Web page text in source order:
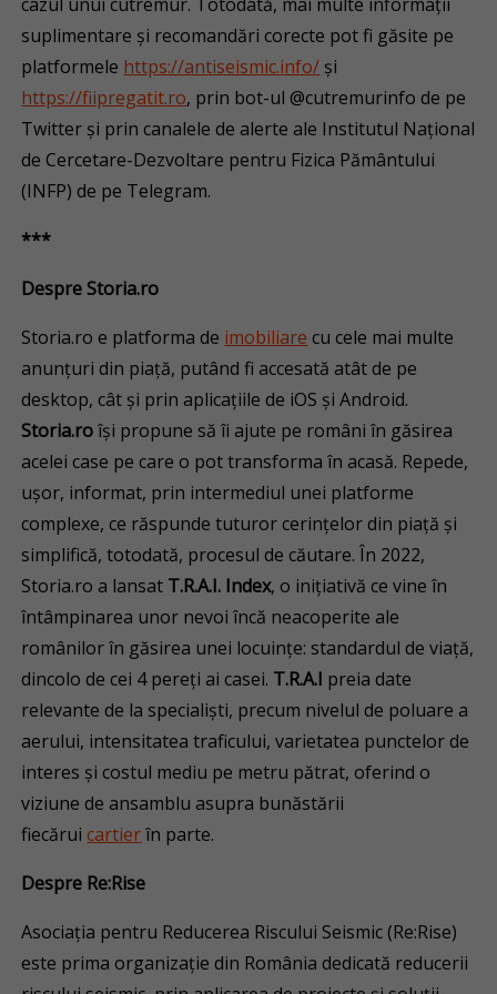
suplimentare și recomandări corecte pot fi găsite pe
platformele https://antiseismic.info/ și
https://fiipregatit.ro, prin bot-ul @cutremurinfo de pe
Twitter și prin canalele de alerte ale Institutul Naţional
de Cercetare-Dezvoltare pentru Fizica Pământului
(INFP) de pe Telegram.
***
Despre Storia.ro
Storia.ro e platforma de imobiliare cu cele mai multe
anunțuri din piață, putând fi accesată atât de pe
desktop, cât și prin aplicațiile de iOS și Android.
Storia.roîși propune să îi ajute pe români în găsirea
acelei case pe care o pot transforma în acasă. Repede,
ușor, informat, prin intermediul unei platforme
complexe, ce răspunde tuturor cerințelor din piață și
simplifică, totodată, procesul de căutare. În 2022,
Storia.ro a lansat T.R.A.I. Index, o inițiativă ce vine în
întâmpinarea unor nevoi încă neacoperite ale
românilor în găsirea unei locuințe: standardul de viață,
dincolo de cei 4 pereți ai casei. T.R.A.I preia date
relevante de la specialiști, precum nivelul de poluare a
aerului, intensitatea traficului, varietatea punctelor de
interes și costul mediu pe metru pătrat, oferind o
viziune de ansamblu asupra bunăstării
fiecăruicartierîn parte.
Despre Re:Rise
Asociația pentru Reducerea Riscului Seismic (Re:Rise)
este prima organizație din România dedicată reducerii